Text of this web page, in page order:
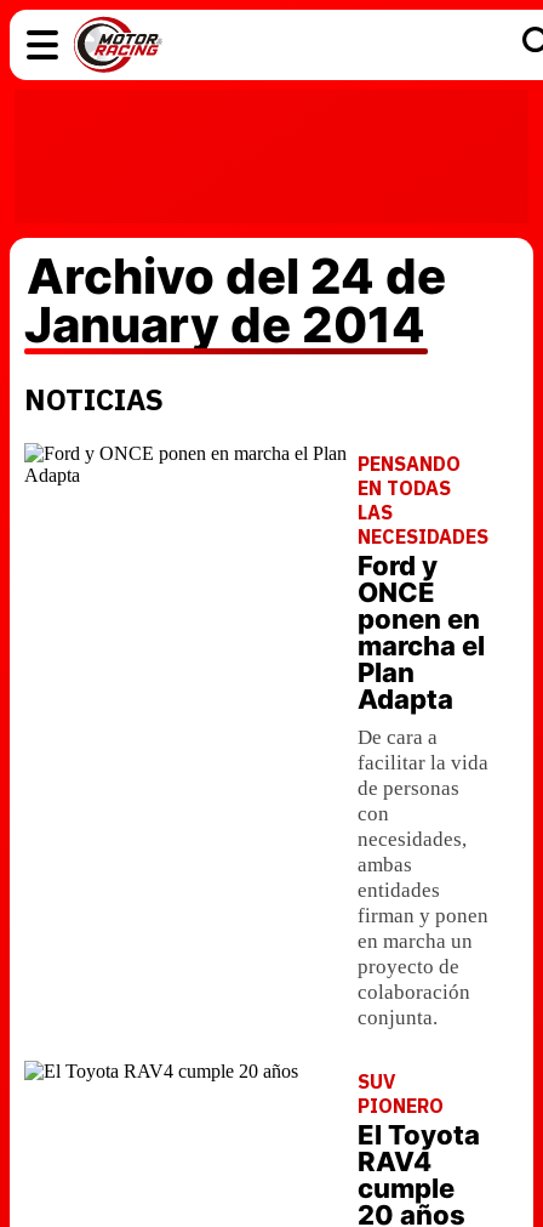
Archivo del 24 de
January de 2014
NOTICIAS
PENSANDO
EN TODAS
LAS
NECESIDADES
Ford y
ONCE
ponen en
marcha el
Plan
Adapta
De cara a
facilitar la vida
de personas
con
necesidades,
ambas
entidades
firman y ponen
en marcha un
proyecto de
colaboración
conjunta.
SUV
PIONERO
El Toyota
RAV4
cumple
20 años